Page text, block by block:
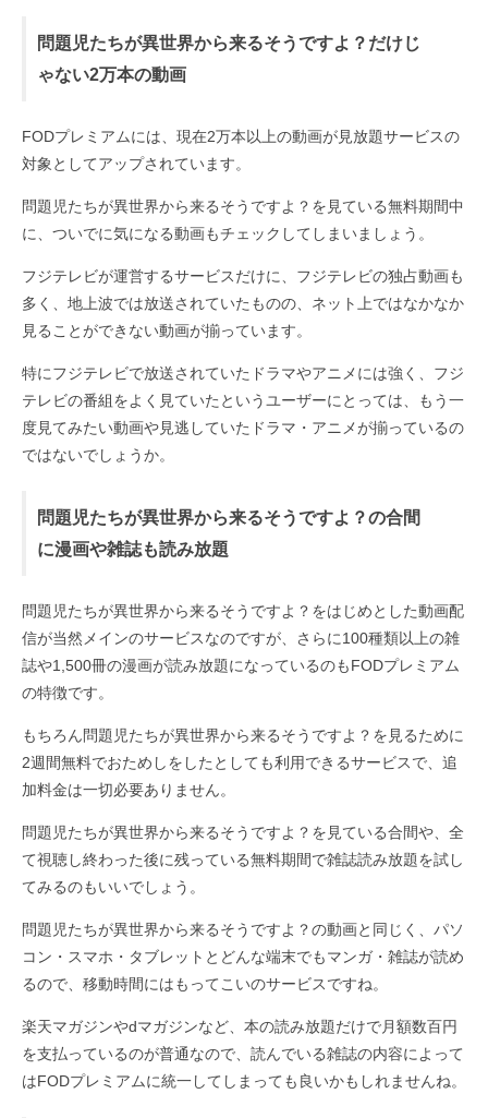
問題児たちが異世界から来るそうですよ？だけじ
ゃない2万本の動画
FODプレミアムには、現在2万本以上の動画が見放題サービスの
対象としてアップされています。
問題児たちが異世界から来るそうですよ？を見ている無料期間中
に、ついでに気になる動画もチェックしてしまいましょう。
フジテレビが運営するサービスだけに、フジテレビの独占動画も
多く、地上波では放送されていたものの、ネット上ではなかなか
見ることができない動画が揃っています。
特にフジテレビで放送されていたドラマやアニメには強く、フジ
テレビの番組をよく見ていたというユーザーにとっては、もう一
度見てみたい動画や見逃していたドラマ・アニメが揃っているの
ではないでしょうか。
問題児たちが異世界から来るそうですよ？の合間
に漫画や雑誌も読み放題
問題児たちが異世界から来るそうですよ？をはじめとした動画配
信が当然メインのサービスなのですが、さらに100種類以上の雑
誌や1,500冊の漫画が読み放題になっているのもFODプレミアム
の特徴です。
もちろん問題児たちが異世界から来るそうですよ？を見るために
2週間無料でおためしをしたとしても利用できるサービスで、追
加料金は一切必要ありません。
問題児たちが異世界から来るそうですよ？を見ている合間や、全
て視聴し終わった後に残っている無料期間で雑誌読み放題を試し
てみるのもいいでしょう。
問題児たちが異世界から来るそうですよ？の動画と同じく、パソ
コン・スマホ・タブレットとどんな端末でもマンガ・雑誌が読め
るので、移動時間にはもってこいのサービスですね。
楽天マガジンやdマガジンなど、本の読み放題だけで月額数百円
を支払っているのが普通なので、読んでいる雑誌の内容によって
はFODプレミアムに統一してしまっても良いかもしれませんね。